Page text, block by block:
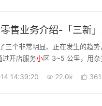
售业务介绍-「三新
三个非常明显、正在发生的趋
过开店服务小区 3~5 公里，用杂
14:39:20
22.0k 361